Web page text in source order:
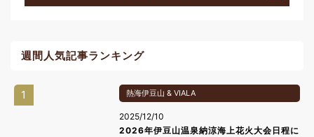
週間人気記事ランキング
1 熱海伊豆山 & VIALA
2025/12/10
2026年伊豆山温泉納涼海上花火大会日程に